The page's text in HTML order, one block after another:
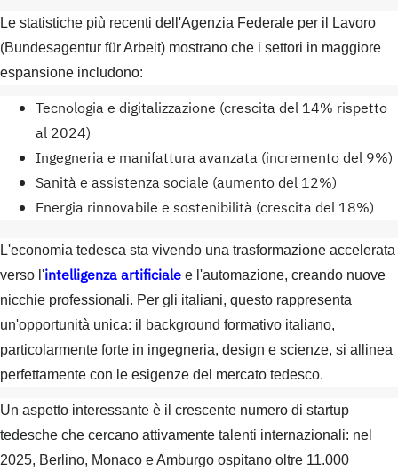
Le statistiche più recenti dell'Agenzia Federale per il Lavoro
(Bundesagentur für Arbeit) mostrano che i settori in maggiore
espansione includono:
Tecnologia e digitalizzazione (crescita del 14% rispetto
al 2024)
Ingegneria e manifattura avanzata (incremento del 9%)
Sanità e assistenza sociale (aumento del 12%)
Energia rinnovabile e sostenibilità (crescita del 18%)
L'economia tedesca sta vivendo una trasformazione accelerata
verso l'intelligenza artificiale e l'automazione, creando nuove
nicchie professionali. Per gli italiani, questo rappresenta
un'opportunità unica: il background formativo italiano,
particolarmente forte in ingegneria, design e scienze, si allinea
perfettamente con le esigenze del mercato tedesco.
Un aspetto interessante è il crescente numero di startup
tedesche che cercano attivamente talenti internazionali: nel
2025, Berlino, Monaco e Amburgo ospitano oltre 11.000